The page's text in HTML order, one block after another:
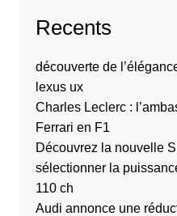
Recents
découverte de
lexus ux
Charles Leclerc :
Ferrari en F1
Découvrez la nouvelle
sélectionner la
110 ch
Audi annonce une